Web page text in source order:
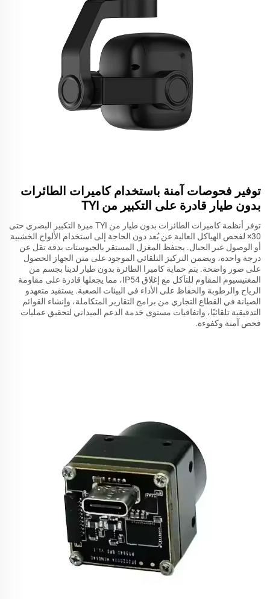
توفير فحوصات آمنة باستخدام كاميرات الطائرات
بدون طيار قادرة على التكبير من TYI
توفر أنظمة كاميرات الطائرات بدون طيار من TYI ميزة التكبير البصري حتى
30× لفحص الهياكل العالية عن بُعد دون الحاجة إلى استخدام الألواح الخشبية
أو الوصول عبر الحبال. يحتفظ المغزل المستقر بالجيوستات بدقة تقل عن
درجة واحدة، ويضمن التركيز التلقائي الموجود على متن الجهاز الحصول
على صور واضحة. يتم حماية كاميرا الطائرة بدون طيار لدينا بجسم من
المغنيسيوم المقاوم للتآكل مع إغلاق IP54، مما يجعلها قادرة على مقاومة
الرياح والرطوبة والحفاظ على الأداء في البيئات الصعبة. يستفيد متعهدو
الصيانة في القطاع التجاري من برامج التقارير المتكاملة، وإنشاء القوائم
التدقيقية تلقائيًا، واتفاقيات مستوى خدمة الدعم الميداني لتحقيق عمليات
فحص آمنة وكفوءة.